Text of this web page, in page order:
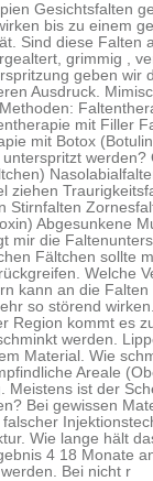
Gesichtsfalten
bis zu einem
Sind diese
grimmig ,
geben wir
Ausdruck.
mit Filler
mit Botox
ziehen
Stirnfalten
Abgesunkene
mir die
Fältchen sollte
Welche
kann an die
so störend
Region kommt es
werden.
Material. Wie
Areale
Meistens ist der
Bei gewissen
Wie lange hält
4 18 Monate
Bei nicht r